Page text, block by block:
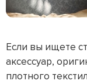
Если вы ищете
аксессуар,
плотного